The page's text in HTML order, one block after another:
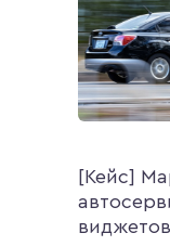
[Кейс]
виджетов